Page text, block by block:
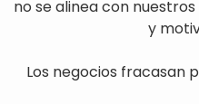
no se alinea con
y
Los negocios fracasan